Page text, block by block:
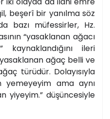
beşerî bir yanılma söz
bazı müfessirler, Hz.
“yasaklanan ağacı
kaynaklandığını ileri
ağaç belli ve
türüdür. Dolayısıyla
yemeyeyim ama aynı
düşüncesiyle